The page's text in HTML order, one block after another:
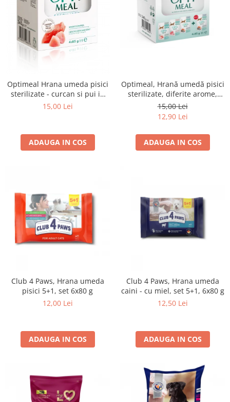
Optimeal Hrana umeda pisici
sterilizate - curcan si pui in
sos, set 3+1, 4*0,085kg
15,00 Lei
ADAUGA IN COS
Optimeal, Hrană umedă pisici
sterilizate, diferite arome,
(3+1), 0.34kg
15,00 Lei
12,90 Lei
ADAUGA IN COS
Club 4 Paws, Hrana umeda
pisici 5+1, set 6x80 g
12,00 Lei
ADAUGA IN COS
Club 4 Paws, Hrana umeda
caini - cu miel, set 5+1, 6x80 g
12,50 Lei
ADAUGA IN COS